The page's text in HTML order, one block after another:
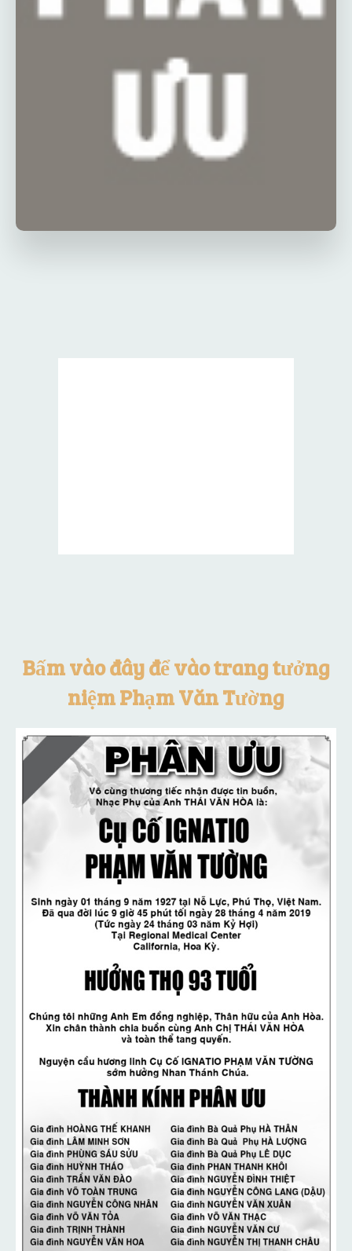
Bấm vào đây để vào trang tưởng
niệm Phạm Văn Tường